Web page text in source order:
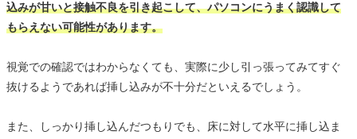
込みが甘いと接触不良を引き起こして、パソコンにうまく認識して
もらえない可能性があります。
視覚での確認ではわからなくても、実際に少し引っ張ってみてすぐ
抜けるようであれば挿し込みが不十分だといえるでしょう。
また、しっかり挿し込んだつもりでも、床に対して水平に挿し込ま